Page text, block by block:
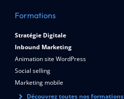
Formations
Stratégie Digitale
Inbound Marketing
Animation site WordPress
Social selling
Marketing mobile
Découvrez toutes nos formations